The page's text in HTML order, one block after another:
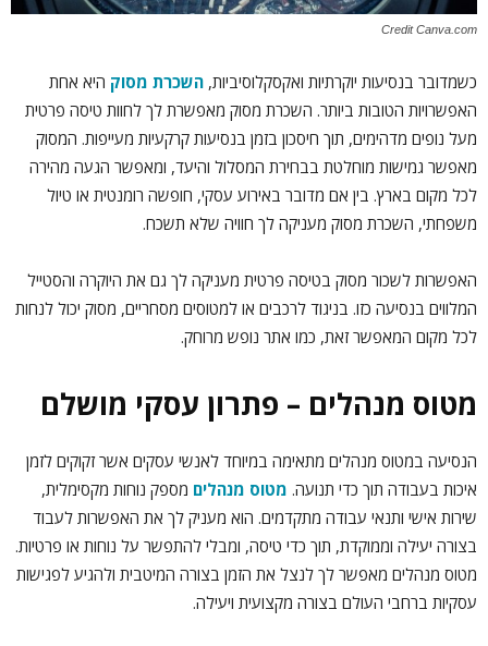
Credit Canva.com
כשמדובר בנסיעות יוקרתיות ואקסקלוסיביות, השכרת מסוק היא אחת
האפשרויות הטובות ביותר. השכרת מסוק מאפשרת לך לחוות טיסה פרטית
מעל נופים מדהימים, תוך חיסכון בזמן בנסיעות קרקעיות מעייפות. המסוק
מאפשר גמישות מוחלטת בבחירת המסלול והיעד, ומאפשר הגעה מהירה
לכל מקום בארץ. בין אם מדובר באירוע עסקי, חופשה רומנטית או טיול
משפחתי, השכרת מסוק מעניקה לך חוויה שלא תשכח.
האפשרות לשכור מסוק בטיסה פרטית מעניקה לך גם את היוקרה והסטייל
המלווים בנסיעה כזו. בניגוד לרכבים או למטוסים מסחריים, מסוק יכול לנחות
לכל מקום המאפשר זאת, כמו אתר נופש מרוחק.
מטוס מנהלים – פתרון עסקי מושלם
הנסיעה במטוס מנהלים מתאימה במיוחד לאנשי עסקים אשר זקוקים לזמן
איכות בעבודה תוך כדי תנועה. מטוס מנהלים מספק נוחות מקסימלית,
שירות אישי ותנאי עבודה מתקדמים. הוא מעניק לך את האפשרות לעבוד
בצורה יעילה וממוקדת, תוך כדי טיסה, ומבלי להתפשר על נוחות או פרטיות.
מטוס מנהלים מאפשר לך לנצל את הזמן בצורה המיטבית ולהגיע לפגישות
עסקיות ברחבי העולם בצורה מקצועית ויעילה.